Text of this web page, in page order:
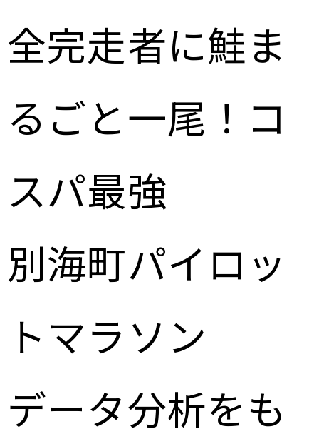
全完走者に鮭ま
るごと一尾！コ
スパ最強
別海町パイロッ
トマラソン
データ分析をも